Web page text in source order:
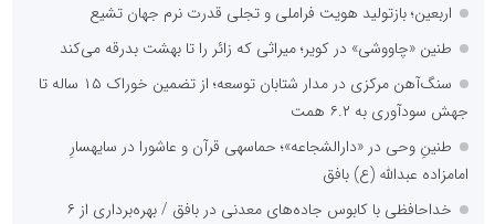
اربعین؛ بازتولید هویت فراملی و تجلی قدرت نرم جهان تشیع
طنین «چاووشی» در کویر؛ میراثی که زائر را تا بهشت بدرقه می‌کند
سنگ‌آهن مرکزی در مدار شتابان توسعه؛ از تضمین خوراک ۱۵ ساله تا
جهش سودآوری به ۶.۲ همت
طنینِ وحی در «دارالشجاعه»؛ حماسهی قرآن و عاشورا در سایهسارِ
امامزاده عبدالله (ع) بافق
خداحافظی با کابوس جاده‌های معدنی در بافق / بهره‌برداری از ۶